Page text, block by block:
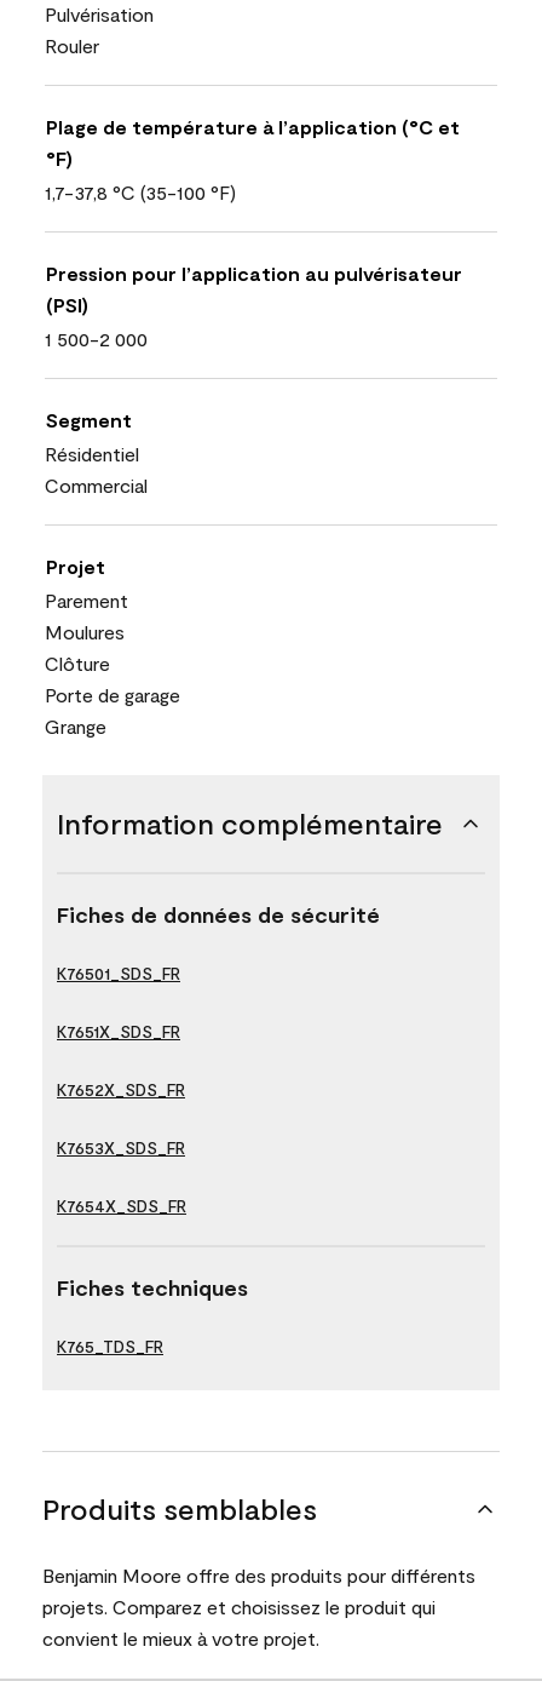
Pulvérisation
Rouler
Plage de température à l’application (°C et
°F)
1,7-37,8 °C (35-100 °F)
Pression pour l’application au pulvérisateur
(PSI)
1 500-2 000
Segment
Résidentiel
Commercial
Projet
Parement
Moulures
Clôture
Porte de garage
Grange
Information complémentaire
Fiches de données de sécurité
K76501_SDS_FR
K7651X_SDS_FR
K7652X_SDS_FR
K7653X_SDS_FR
K7654X_SDS_FR
Fiches techniques
K765_TDS_FR
Produits semblables
Benjamin Moore offre des produits pour différents
projets. Comparez et choisissez le produit qui
convient le mieux à votre projet.